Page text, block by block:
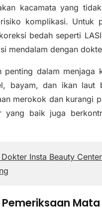
kacamata yang
komplikasi. Untuk
bedah seperti
mendalam dengan
dalam menjaga
bayam, dan ikan laut
merokok dan kurangi
baik juga
Insta Beauty
Mata